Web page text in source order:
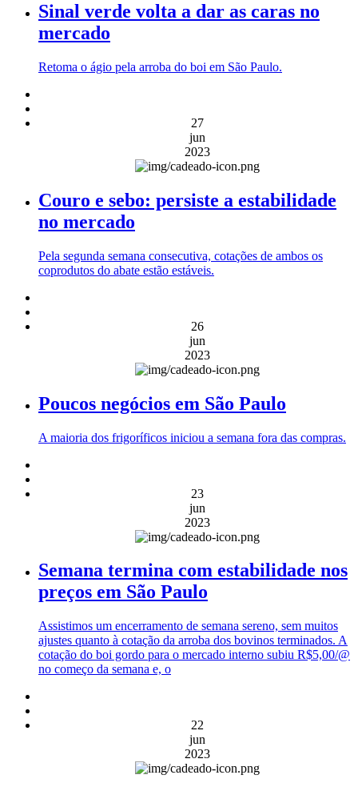
Sinal verde volta a dar as caras no
mercado
Retoma o ágio pela arroba do boi em São Paulo.
27
jun
2023
Couro e sebo: persiste a estabilidade
no mercado
Pela segunda semana consecutiva, cotações de ambos os
coprodutos do abate estão estáveis.
26
jun
2023
Poucos negócios em São Paulo
A maioria dos frigoríficos iniciou a semana fora das compras.
23
jun
2023
Semana termina com estabilidade nos
preços em São Paulo
Assistimos um encerramento de semana sereno, sem muitos
ajustes quanto à cotação da arroba dos bovinos terminados. A
cotação do boi gordo para o mercado interno subiu R$5,00/@
no começo da semana e, o
22
jun
2023